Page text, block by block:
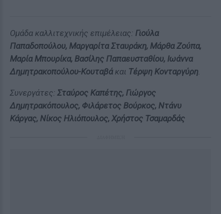
Ομάδα καλλιτεχνικής επιμέλειας: Γιούλα
Παπαδοπούλου, Μαργαρίτα Σταυράκη, Μάρθα Ζούπα,
Μαρία Μπουρίκα, Βασίλης Παπαευσταθίου, Ιωάννα
Δημητρακοπούλου-Κουταβά και Τέρψη Κονταργύρη.
Συνεργάτες: Σταύρος Καπέτης, Γιώργος
Δημητρακόπουλος, Φιλάρετος Βούρκος, Ντάνυ
Κάργας, Νίκος Ηλιόπουλος, Χρήστος Τσαμαρδάς